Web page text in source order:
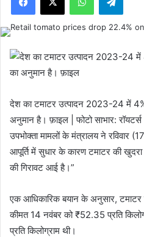
देश का टमाटर उत्पादन 2023-24 में
अनुमान है। फ़ाइल | फोटो साभार: रॉयटर्स
उपभोक्ता मामलों के मंत्रालय ने रविवार
आपूर्ति में सुधार के कारण टमाटर की
की गिरावट आई है।”
एक आधिकारिक बयान के अनुसार,
कीमत 14 नवंबर को ₹52.35 प्रति
प्रति किलोग्राम थी।